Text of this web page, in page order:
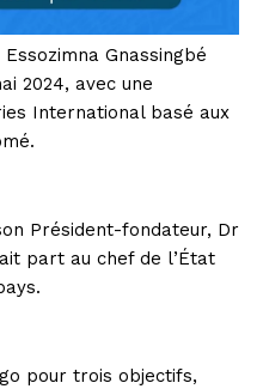
Gnassingbé
2024, avec une
International basé aux
Président-fondateur, Dr
part au chef de l’État
pour trois objectifs,